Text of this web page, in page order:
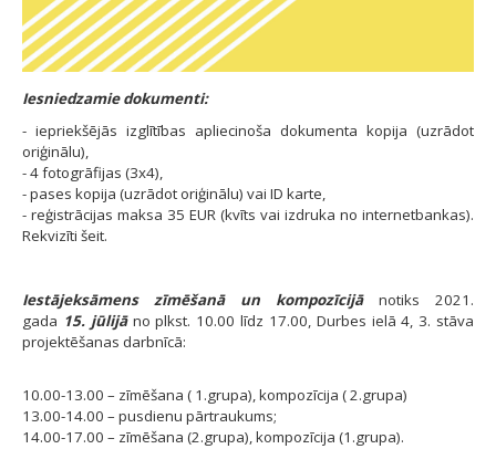
Iesniedzamie dokumenti:
- iepriekšējās izglītības apliecinoša dokumenta kopija (uzrādot
oriģinālu),
- 4 fotogrāfijas (3x4),
- pases kopija (uzrādot oriģinālu) vai ID karte,​​​​​
- reģistrācijas maksa 35 EUR (kvīts vai izdruka no internetbankas).
Rekvizīti šeit.
Iestājeksāmens zīmēšanā un kompozīcijānotiks 2021.
gada 15. jūlijā no plkst. 10.00 līdz 17.00, Durbes ielā 4, 3. stāva
projektēšanas darbnīcā:
10.00-13.00 – zīmēšana ( 1.grupa), kompozīcija ( 2.grupa)
13.00-14.00 – pusdienu pārtraukums;
14.00-17.00 – zīmēšana (2.grupa), kompozīcija (1.grupa).